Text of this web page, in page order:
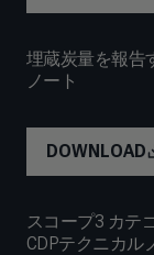
埋蔵炭量を報告
ノート
DOWNLOAD
スコープ3 カテ
CDPテクニカル